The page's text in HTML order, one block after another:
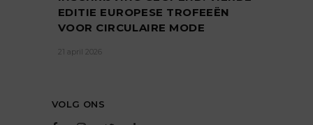
EDITIE EUROPESE TROFEEËN
VOOR CIRCULAIRE MODE
21 april 2026
VOLG ONS